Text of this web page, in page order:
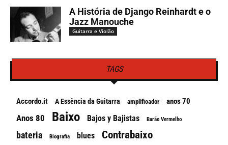
A História de Django Reinhardt e o
Jazz Manouche
Guitarra e Violão
TAGS
Accordo.it A Essência da Guitarra amplificador anos 70
Anos 80 Baixo Bajos y Bajistas Barão Vermelho
bateria Biografia blues Contrabaixo